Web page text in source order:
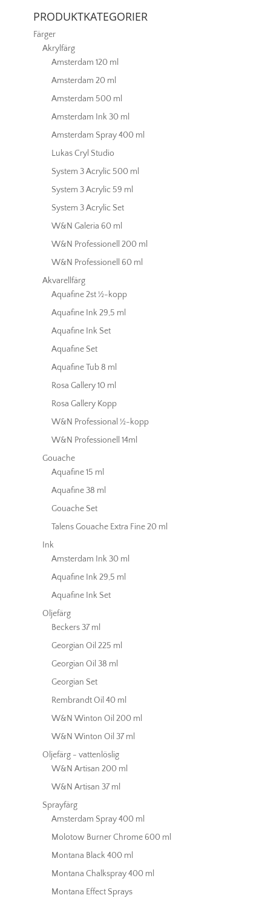
PRODUKTKATEGORIER
Färger
Akrylfärg
Amsterdam 120 ml
Amsterdam 20 ml
Amsterdam 500 ml
Amsterdam Ink 30 ml
Amsterdam Spray 400 ml
Lukas Cryl Studio
System 3 Acrylic 500 ml
System 3 Acrylic 59 ml
System 3 Acrylic Set
W&N Galeria 60 ml
W&N Professionell 200 ml
W&N Professionell 60 ml
Akvarellfärg
Aquafine 2st ½-kopp
Aquafine Ink 29,5 ml
Aquafine Ink Set
Aquafine Set
Aquafine Tub 8 ml
Rosa Gallery 10 ml
Rosa Gallery Kopp
W&N Professional ½-kopp
W&N Professionell 14ml
Gouache
Aquafine 15 ml
Aquafine 38 ml
Gouache Set
Talens Gouache Extra Fine 20 ml
Ink
Amsterdam Ink 30 ml
Aquafine Ink 29,5 ml
Aquafine Ink Set
Oljefärg
Beckers 37 ml
Georgian Oil 225 ml
Georgian Oil 38 ml
Georgian Set
Rembrandt Oil 40 ml
W&N Winton Oil 200 ml
W&N Winton Oil 37 ml
Oljefärg - vattenlöslig
W&N Artisan 200 ml
W&N Artisan 37 ml
Sprayfärg
Amsterdam Spray 400 ml
Molotow Burner Chrome 600 ml
Montana Black 400 ml
Montana Chalkspray 400 ml
Montana Effect Sprays